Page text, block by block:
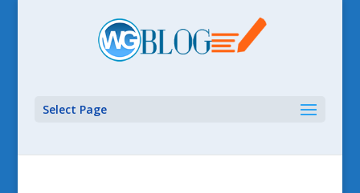
Select Page